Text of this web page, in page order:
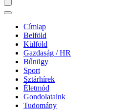
Címlap
Belföld
Külföld
Gazdaság / HR
Bűnügy
Sport
Sztárhírek
Életmód
Gondolataink
Tudomány